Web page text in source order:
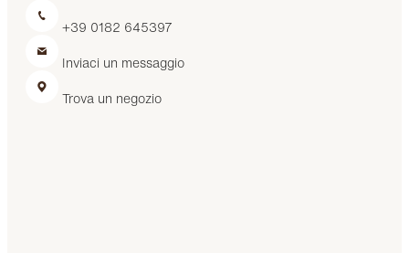
+39 0182 645397
Inviaci un messaggio
Trova un negozio